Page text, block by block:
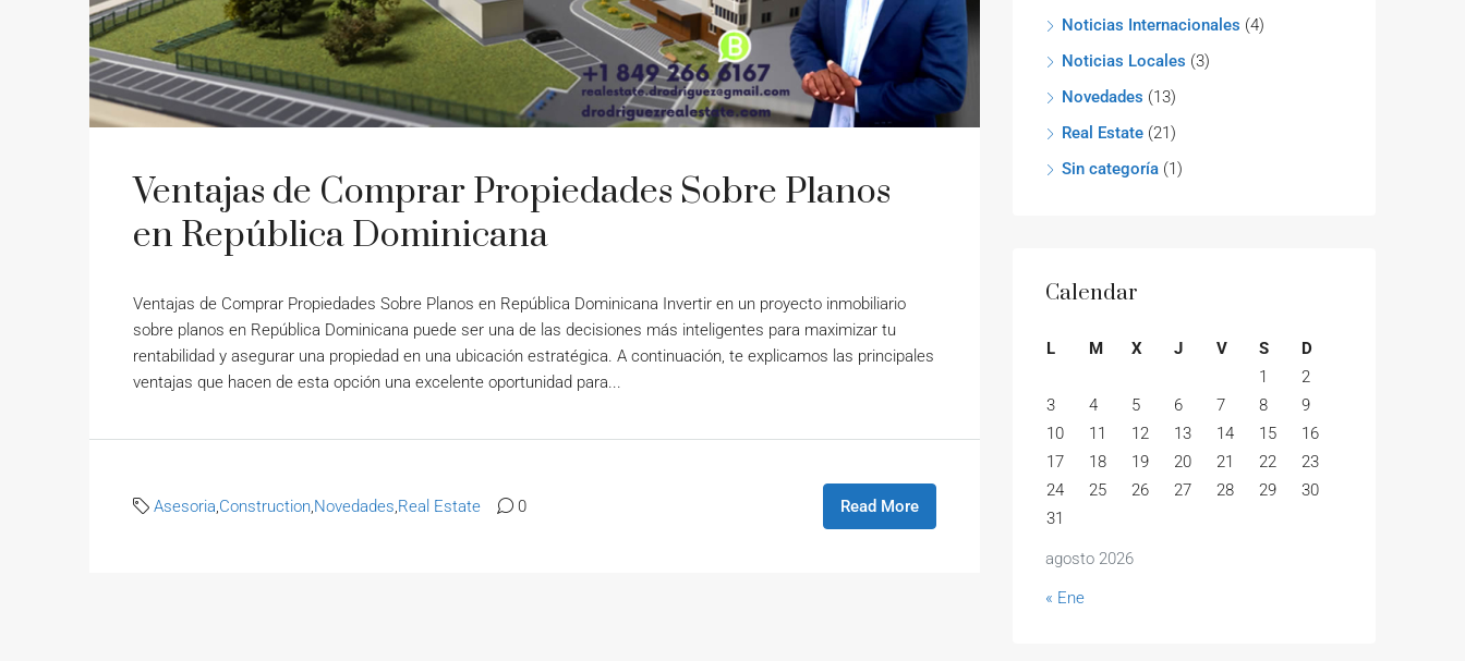
Ventajas de Comprar Propiedades Sobre Planos
en República Dominicana
Ventajas de Comprar Propiedades Sobre Planos en República Dominicana Invertir en un proyecto inmobiliario
sobre planos en República Dominicana puede ser una de las decisiones más inteligentes para maximizar tu
rentabilidad y asegurar una propiedad en una ubicación estratégica. A continuación, te explicamos las principales
ventajas que hacen de esta opción una excelente oportunidad para...
Asesoria Construction Novedades Real Estate 0 Read More
Noticias Internacionales (4)
Noticias Locales (3)
Novedades (13)
Real Estate (21)
Sin categoría (1)
Calendar
agosto 2026
L M X J V S
D
1
2
3
4 5 6 7 8
9
10
11 12 13 14 15
16
17
18 19 20 21 22
23
24
25 26 27 28 29
30
31
« Ene